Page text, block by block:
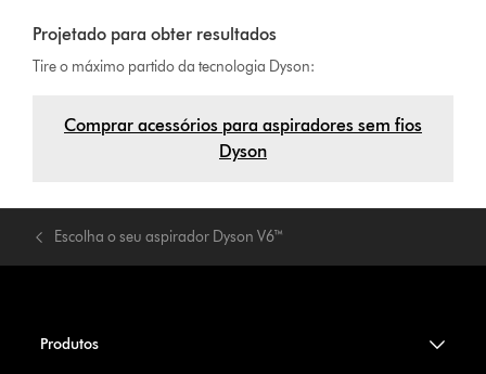
Projetado para obter resultados
Tire o máximo partido da tecnologia Dyson:
Comprar acessórios para aspiradores sem fios
Dyson
Escolha o seu aspirador Dyson V6™
Produtos